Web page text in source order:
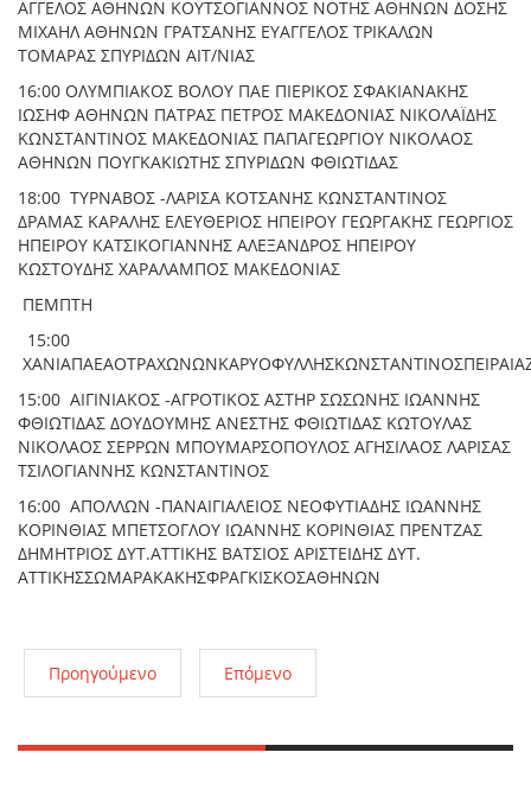
ΑΓΓΕΛΟΣ ΑΘΗΝΩΝ ΚΟΥΤΣΟΓΙΑΝΝΟΣ ΝΟΤΗΣ ΑΘΗΝΩΝ ΔΟΣΗΣ
ΜΙΧΑΗΛ ΑΘΗΝΩΝ ΓΡΑΤΣΑΝΗΣ ΕΥΑΓΓΕΛΟΣ ΤΡΙΚΑΛΩΝ
ΤΟΜΑΡΑΣ ΣΠΥΡΙΔΩΝ ΑΙΤ/ΝΙΑΣ
16:00 ΟΛΥΜΠΙΑΚΟΣ ΒΟΛΟΥ ΠΑΕ ΠΙΕΡΙΚΟΣ ΣΦΑΚΙΑΝΑΚΗΣ
ΙΩΣΗΦ ΑΘΗΝΩΝ ΠΑΤΡΑΣ ΠΕΤΡΟΣ ΜΑΚΕΔΟΝΙΑΣ ΝΙΚΟΛΑΪΔΗΣ
ΚΩΝΣΤΑΝΤΙΝΟΣ ΜΑΚΕΔΟΝΙΑΣ ΠΑΠΑΓΕΩΡΓΙΟΥ ΝΙΚΟΛΑΟΣ
ΑΘΗΝΩΝ ΠΟΥΓΚΑΚΙΩΤΗΣ ΣΠΥΡΙΔΩΝ ΦΘΙΩΤΙΔΑΣ
18:00 ΤΥΡΝΑΒΟΣ -ΛΑΡΙΣΑ ΚΟΤΣΑΝΗΣ ΚΩΝΣΤΑΝΤΙΝΟΣ
ΔΡΑΜΑΣ ΚΑΡΑΛΗΣ ΕΛΕΥΘΕΡΙΟΣ ΗΠΕΙΡΟΥ ΓΕΩΡΓΑΚΗΣ ΓΕΩΡΓΙΟΣ
ΗΠΕΙΡΟΥ ΚΑΤΣΙΚΟΓΙΑΝΝΗΣ ΑΛΕΞΑΝΔΡΟΣ ΗΠΕΙΡΟΥ
ΚΩΣΤΟΥΔΗΣ ΧΑΡΑΛΑΜΠΟΣ ΜΑΚΕΔΟΝΙΑΣ
ΠΕΜΠΤΗ
15:00
15:00 ΑΙΓΙΝΙΑΚΟΣ -ΑΓΡΟΤΙΚΟΣ ΑΣΤΗΡ ΣΩΣΩΝΗΣ ΙΩΑΝΝΗΣ
ΦΘΙΩΤΙΔΑΣ ΔΟΥΔΟΥΜΗΣ ΑΝΕΣΤΗΣ ΦΘΙΩΤΙΔΑΣ ΚΩΤΟΥΛΑΣ
ΝΙΚΟΛΑΟΣ ΣΕΡΡΩΝ ΜΠΟΥΜΑΡΣΟΠΟΥΛΟΣ ΑΓΗΣΙΛΑΟΣ ΛΑΡΙΣΑΣ
ΤΣΙΛΟΓΙΑΝΝΗΣ ΚΩΝΣΤΑΝΤΙΝΟΣ
16:00 ΑΠΟΛΛΩΝ -ΠΑΝΑΙΓΙΑΛΕΙΟΣ ΝΕΟΦΥΤΙΑΔΗΣ ΙΩΑΝΝΗΣ
ΚΟΡΙΝΘΙΑΣ ΜΠΕΤΣΟΓΛΟΥ ΙΩΑΝΝΗΣ ΚΟΡΙΝΘΙΑΣ ΠΡΕΝΤΖΑΣ
ΔΗΜΗΤΡΙΟΣ ΔΥΤ.ΑΤΤΙΚΗΣ ΒΑΤΣΙΟΣ ΑΡΙΣΤΕΙΔΗΣ ΔΥΤ.
ΑΤΤΙΚΗΣΣΩΜΑΡΑΚΑΚΗΣΦΡΑΓΚΙΣΚΟΣΑΘΗΝΩΝ
Προηγούμενο Επόμενο